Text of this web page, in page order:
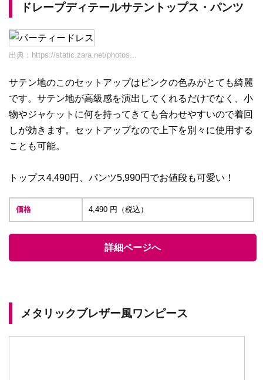
ドレープディテールサテントップス・パンツ
出典： https://static.zara.net/photos...
サテン地のこのセットアップはピンクの色みがとても綺麗
です。サテン地が高級感を演出してくれるだけでなく、小
物やジャケットに何を持ってきても合わせやすいので着回
しが効きます。セットアップなので上下を別々に使用する
ことも可能。
トップス4,490円、パンツ5,990円でお値段も可愛い！
価格 4,490 円（税込）
詳細ページへ
メタリックブレザー風ワンピース